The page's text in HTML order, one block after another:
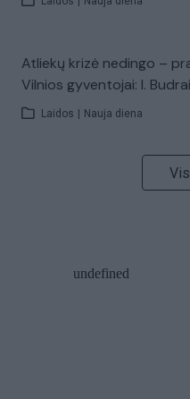
Atliekų krizė nedingo –
Vilnios gyventojai: I.
Laidos Nauja diena